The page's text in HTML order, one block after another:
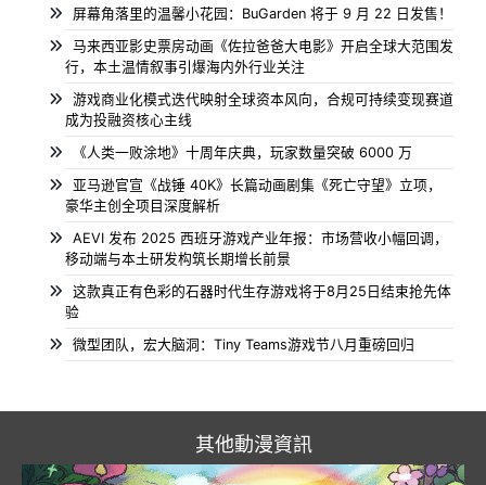
屏幕角落里的温馨小花园：BuGarden 将于 9 月 22 日发售！
马来西亚影史票房动画《佐拉爸爸大电影》开启全球大范围发
行，本土温情叙事引爆海内外行业关注
游戏商业化模式迭代映射全球资本风向，合规可持续变现赛道
成为投融资核心主线
《人类一败涂地》十周年庆典，玩家数量突破 6000 万
亚马逊官宣《战锤 40K》长篇动画剧集《死亡守望》立项，
豪华主创全项目深度解析
AEVI 发布 2025 西班牙游戏产业年报：市场营收小幅回调，
移动端与本土研发构筑长期增长前景
这款真正有色彩的石器时代生存游戏将于8月25日结束抢先体
验
微型团队，宏大脑洞：Tiny Teams游戏节八月重磅回归
其他動漫資訊